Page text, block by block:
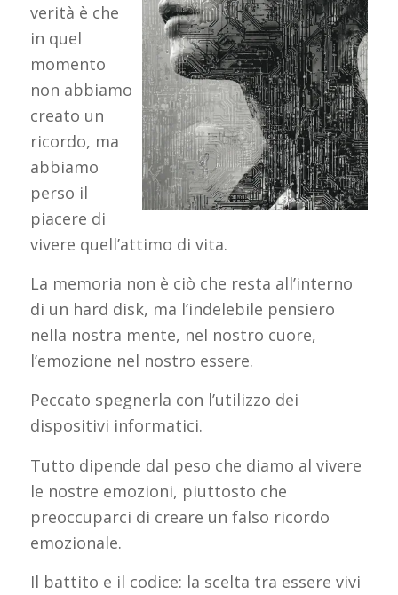
verità è che
in quel
momento
non abbiamo
creato un
ricordo, ma
abbiamo
perso il
piacere di
vivere quell’attimo di vita.
La memoria non è ciò che resta all’interno
di un hard disk, ma l’indelebile pensiero
nella nostra mente, nel nostro cuore,
l’emozione nel nostro essere.
Peccato spegnerla con l’utilizzo dei
dispositivi informatici.
Tutto dipende dal peso che diamo al vivere
le nostre emozioni, piuttosto che
preoccuparci di creare un falso ricordo
emozionale.
Il battito e il codice: la scelta tra essere vivi